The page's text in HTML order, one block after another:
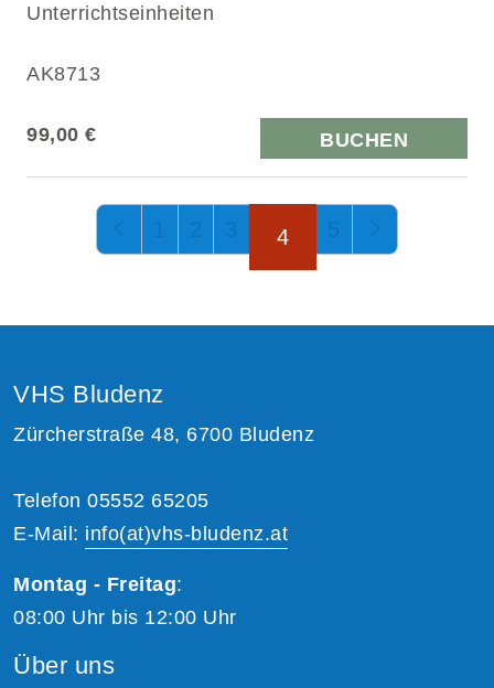
Unterrichtseinheiten
AK8713
99,00 € BUCHEN
Seite 4 von 5 1 2 3 4 5
VHS Bludenz
Zürcherstraße 48, 6700 Bludenz
Telefon 05552 65205
E-Mail: info(at)vhs-bludenz.at
Montag - Freitag:
08:00 Uhr bis 12:00 Uhr
Über uns